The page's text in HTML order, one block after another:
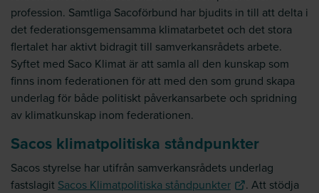
profession. Samtliga Sacoförbund har bjudits in till att delta i
det federationsgemensamma klimatarbetet och det stora
flertalet har aktivt bidragit till samverkansrådets arbete.
Syftet med Saco Klimat är att samla all den kunskap som
finns inom federationen för att med den som grund skapa
underlag för både politiskt påverkansarbete och spridning
av klimatkunskap inom federationen.
Sacos klimatpolitiska ståndpunkter
Sacos styrelse har utifrån samverkansrådets underlag
fastslagit Sacos Klimatpolitiska ståndpunkter
. Att stödja